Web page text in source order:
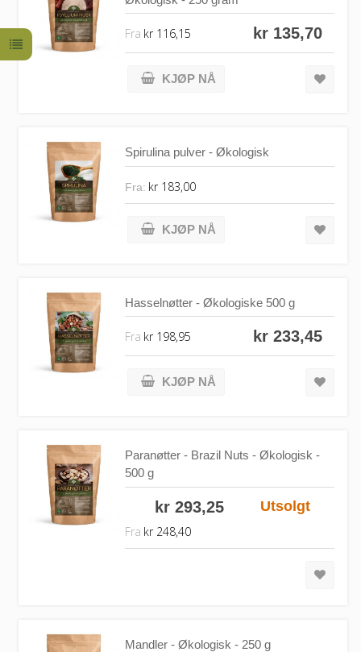
kr 135,70
Fra kr 116,15
KJØP NÅ
Spirulina pulver - Økologisk
Fra: kr 183,00
KJØP NÅ
Hasselnøtter - Økologiske 500 g
kr 233,45
Fra kr 198,95
KJØP NÅ
Paranøtter - Brazil Nuts - Økologisk -
500 g
Utsolgt
kr 293,25
Fra kr 248,40
Mandler - Økologisk - 250 g